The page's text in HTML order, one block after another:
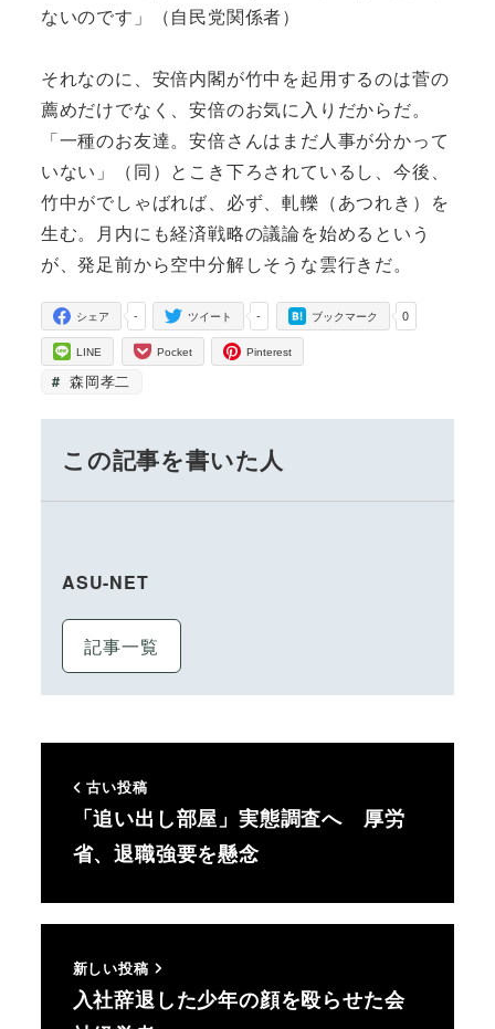
ないのです」（自民党関係者）
それなのに、安倍内閣が竹中を起用するのは菅の
薦めだけでなく、安倍のお気に入りだからだ。
「一種のお友達。安倍さんはまだ人事が分かって
いない」（同）とこき下ろされているし、今後、
竹中がでしゃばれば、必ず、軋轢（あつれき）を
生む。月内にも経済戦略の議論を始めるという
が、発足前から空中分解しそうな雲行きだ。
-
シェア -
ツイート 0
ブックマーク
LINE Pocket Pinterest
森岡孝二
この記事を書いた人
ASU-NET
記事一覧
古い投稿
「追い出し部屋」実態調査へ 厚労
省、退職強要を懸念
新しい投稿
入社辞退した少年の顔を殴らせた会